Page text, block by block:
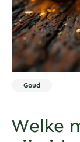
Goud
Welke